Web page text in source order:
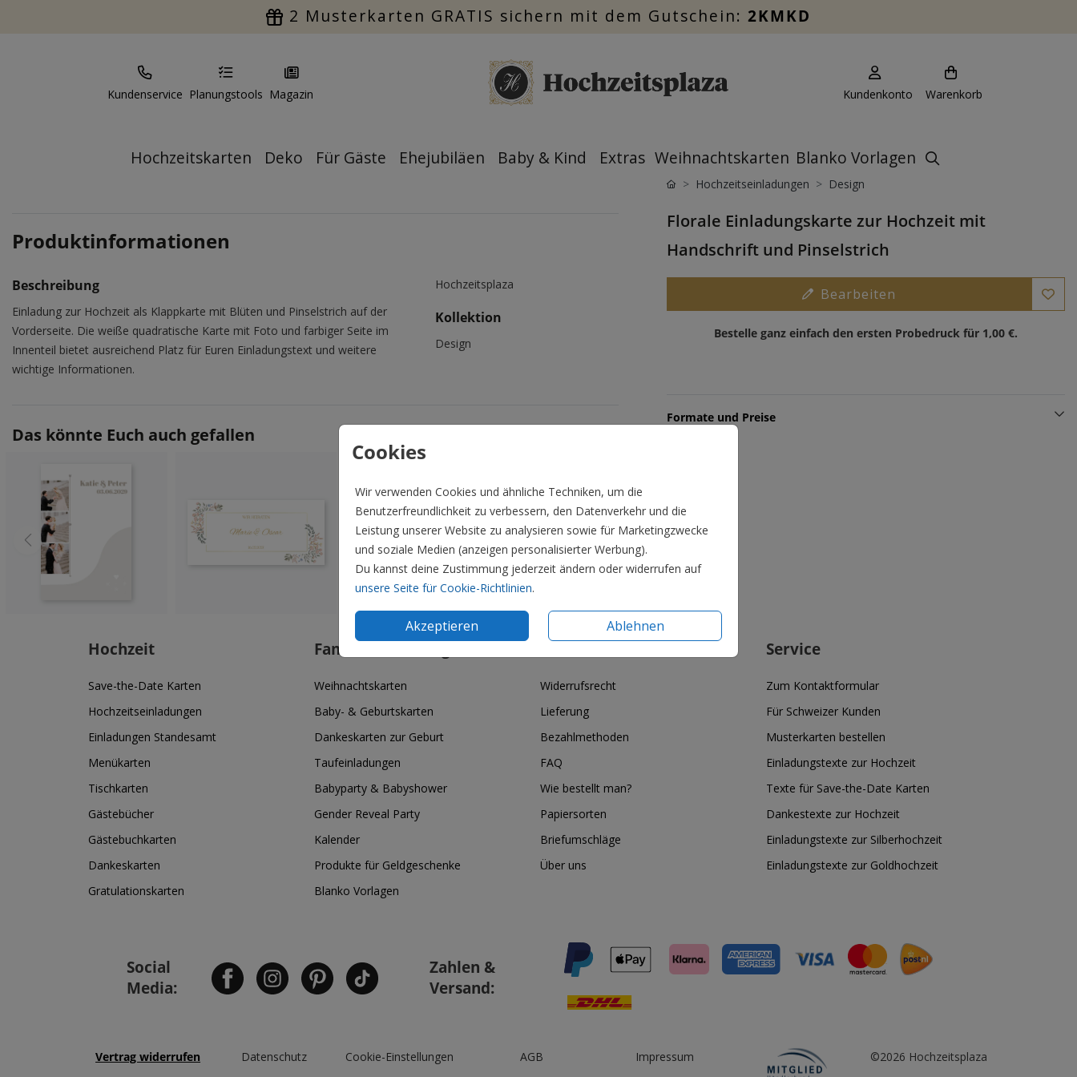
2 Musterkarten GRATIS sichern mit dem Gutschein: 2KMKD
Kundenservice Planungstools Magazin Kundenkonto Warenkorb
Hochzeitskarten Deko Für Gäste Ehejubiläen Baby & Kind Extras Weihnachtskarten Blanko Vorlagen
Cookies
Wir verwenden Cookies und ähnliche Techniken, um die
Benutzerfreundlichkeit zu verbessern, den Datenverkehr und die
Leistung unserer Website zu analysieren sowie für Marketingzwecke
und soziale Medien (anzeigen personalisierter Werbung).
Du kannst deine Zustimmung jederzeit ändern oder widerrufen auf
unsere Seite für Cookie-Richtlinien.
Akzeptieren Ablehnen
Produktinformationen
Beschreibung
Einladung zur Hochzeit als Klappkarte mit Blüten und Pinselstrich auf der
Vorderseite. Die weiße quadratische Karte mit Foto und farbiger Seite im
Innenteil bietet ausreichend Platz für Euren Einladungstext und weitere
wichtige Informationen.
Hochzeitsplaza
Kollektion
Design
Das könnte Euch auch gefallen
Hochzeitseinladungen Design
Florale Einladungskarte zur Hochzeit mit
Handschrift und Pinselstrich
Bearbeiten
Bestelle ganz einfach den ersten Probedruck für 1,00 €.
Formate und Preise
Hochzeit
Save-the-Date Karten
Hochzeitseinladungen
Einladungen Standesamt
Menükarten
Tischkarten
Gästebücher
Gästebuchkarten
Dankeskarten
Gratulationskarten
Familie & Feiertage
Weihnachtskarten
Baby- & Geburtskarten
Dankeskarten zur Geburt
Taufeinladungen
Babyparty & Babyshower
Gender Reveal Party
Kalender
Produkte für Geldgeschenke
Blanko Vorlagen
Informationen
Widerrufsrecht
Lieferung
Bezahlmethoden
FAQ
Wie bestellt man?
Papiersorten
Briefumschläge
Über uns
Service
Zum Kontaktformular
Für Schweizer Kunden
Musterkarten bestellen
Einladungstexte zur Hochzeit
Texte für Save-the-Date Karten
Dankestexte zur Hochzeit
Einladungstexte zur Silberhochzeit
Einladungstexte zur Goldhochzeit
Social
Media:
Zahlen &
Versand:
Vertrag widerrufen Datenschutz Cookie-Einstellungen AGB Impressum ©2026 Hochzeitsplaza